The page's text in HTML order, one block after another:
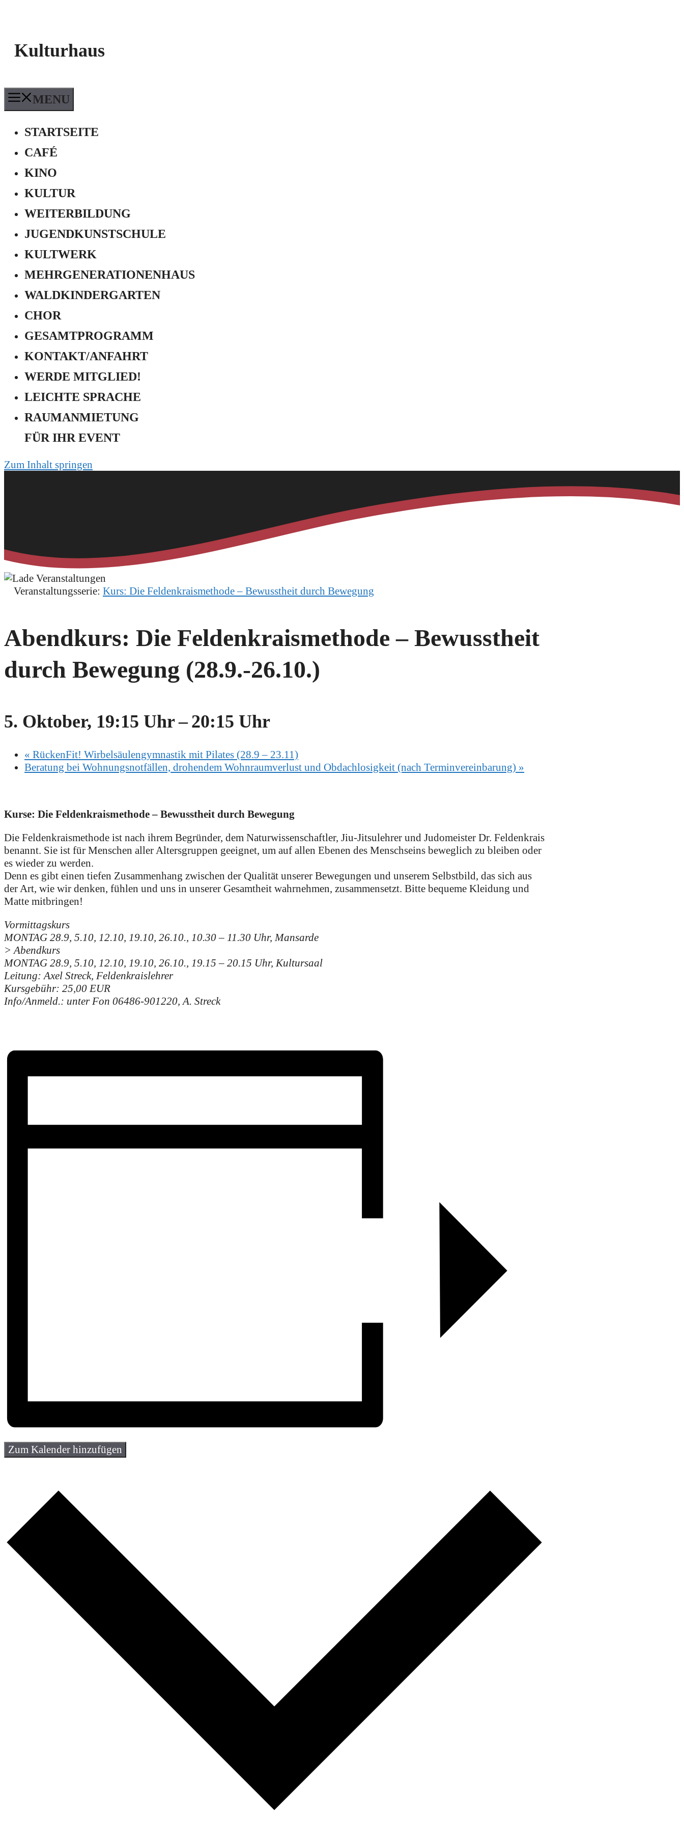
Kulturhaus
MENU
STARTSEITE
CAFÉ
KINO
KULTUR
WEITERBILDUNG
JUGEND­KUNSTSCHULE
KULTWERK
MEHRGENERATIONEN­HAUS
WALDKINDERGARTEN
CHOR
GESAMTPROGRAMM
KONTAKT/ANFAHRT
WERDE MITGLIED!
LEICHTE SPRACHE
RAUMANMIETUNG
FÜR IHR EVENT
Zum Inhalt springen
Veranstaltungsserie: Kurs: Die Feldenkraismethode – Bewusstheit durch Bewegung
Abendkurs: Die Feldenkraismethode – Bewusstheit
durch Bewegung (28.9.-26.10.)
5. Oktober, 19:15 Uhr–20:15 Uhr
« RückenFit! Wirbelsäulengymnastik mit Pilates (28.9 – 23.11)
Beratung bei Wohnungsnotfällen, drohendem Wohnraumverlust und Obdachlosigkeit (nach Terminvereinbarung) »
Kurse: Die Feldenkraismethode – Bewusstheit durch Bewegung
Die Feldenkraismethode ist nach ihrem Begründer, dem Naturwissenschaftler, Jiu-Jitsulehrer und Judomeister Dr. Feldenkrais
benannt. Sie ist für Menschen aller Altersgruppen geeignet, um auf allen Ebenen des Menschseins beweglich zu bleiben oder
es wieder zu werden.
Denn es gibt einen tiefen Zusammenhang zwischen der Qualität unserer Bewegungen und unserem Selbstbild, das sich aus
der Art, wie wir denken, fühlen und uns in unserer Gesamtheit wahrnehmen, zusammensetzt. Bitte bequeme Kleidung und
Matte mitbringen!
Vormittagskurs
MONTAG 28.9, 5.10, 12.10, 19.10, 26.10., 10.30 – 11.30 Uhr, Mansarde
> Abendkurs
MONTAG 28.9, 5.10, 12.10, 19.10, 26.10., 19.15 – 20.15 Uhr, Kultursaal
Leitung: Axel Streck, Feldenkraislehrer
Kursgebühr: 25,00 EUR
Info/Anmeld.: unter Fon 06486-901220, A. Streck
Zum Kalender hinzufügen